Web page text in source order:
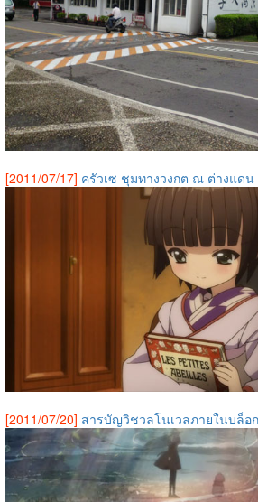
[2011/07/17] ครัวเซ ชุมทางวงกต ณ ต่างแด
[2011/07/20] สารบัญวิชวลโนเวลภายในบล็อก